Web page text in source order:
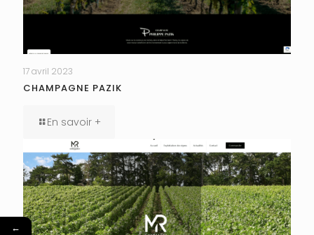
17 avril 2023
CHAMPAGNE PAZIK
En savoir +
←